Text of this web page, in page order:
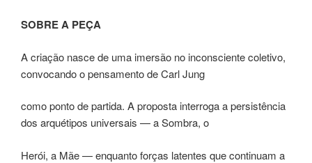
SOBRE A PEÇA
A criação nasce de uma imersão no inconsciente coletivo,
convocando o pensamento de Carl Jung
como ponto de partida. A proposta interroga a persistência
dos arquétipos universais — a Sombra, o
Herói, a Mãe — enquanto forças latentes que continuam a